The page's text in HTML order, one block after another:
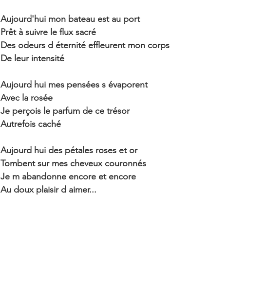
Aujourd'hui mon bateau est au port
Prêt à suivre le flux sacré
Des odeurs d éternité effleurent mon corps
De leur intensité
Aujourd hui mes pensées s évaporent
Avec la rosée
Je perçois le parfum de ce trésor
Autrefois caché
Aujourd hui des pétales roses et or
Tombent sur mes cheveux couronnés
Je m abandonne encore et encore
Au doux plaisir d aimer...